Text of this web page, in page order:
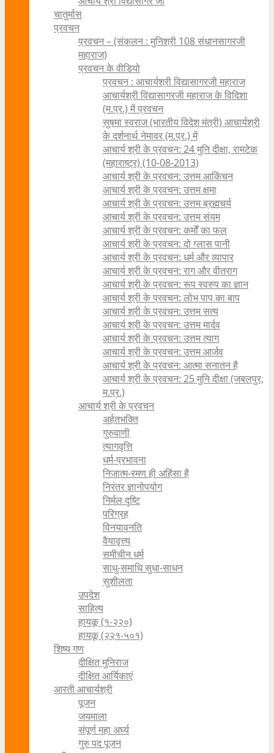
चातुर्मास
प्रवचन
प्रवचन – (संकलन : मुनिश्री 108 संधानसागरजी
महाराज)
प्रवचन के वीडियो
प्रवचन : आचार्यश्री ‍विद्यासागरजी महाराज
आचार्यश्री विद्यासागरजी महाराज के विदिशा
(म.प्र.) में प्रवचन
सुषमा स्वराज (भारतीय विदेश मंत्री) आचार्यश्री
के दर्शनार्थ नेमावर (म.प्र.) में
आचार्य श्री के प्रवचन: 24 मुनि दीक्षा, रामटेक
(महाराष्ट्र) (10-08-2013)
आचार्य श्री के प्रवचन: उत्तम आकिंचन
आचार्य श्री के प्रवचन: उत्तम क्षमा
आचार्य श्री के प्रवचन: उत्तम ब्रह्मचर्य
आचार्य श्री के प्रवचन: उत्तम संयम
आचार्य श्री के प्रवचन: कर्मों का फल
आचार्य श्री के प्रवचन: दो ग्लास पानी
आचार्य श्री के प्रवचन: धर्म और व्यापार
आचार्य श्री के प्रवचन: राग और वीतराग
आचार्य श्री के प्रवचन: रूप स्वरुप का ज्ञान
आचार्य श्री के प्रवचन: लोभ पाप का बाप
आचार्य श्री के प्रवचन: उत्तम सत्य
आचार्य श्री के प्रवचन: उत्तम मार्दव
आचार्य श्री के प्रवचन: उत्तम त्याग
आचार्य श्री के प्रवचन: उत्तम आर्जव
आचार्य श्री के प्रवचन: आत्मा सनातन है
आचार्य श्री के प्रवचन: 25 मुनि दीक्षा (जबलपुर,
म.प्र.)
आचार्य श्री के प्रवचन
अर्हतभक्ति
गुरुवाणी
त्यागवृत्ति
धर्म-प्रभावना
निजात्म-रमण ही अहिंसा है
निरंतर ज्ञानोपयोग
निर्मल दृष्टि
परिग्रह
विनयावनति
वैयावृत्त्य
समीचीन धर्म
साधु-समाधि सुधा-साधन
सुशीलता
उपदेश
साहित्य
हायकू (१‍-२२०)
हायकू (२२१-५०१)
शिष्य गण
दीक्षित मुनिराज
दीक्षित आर्यिकाएं
आरती आचार्यश्री
पूजन
जयमाला
संपूर्ण महा अर्घ्य
गुरु पद पूजन